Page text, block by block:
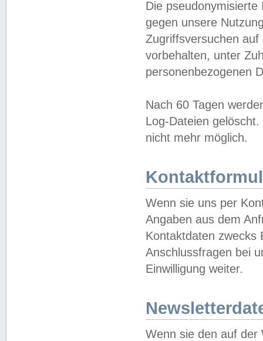
Die
gegen unsere
Zugriffsversuchen
vorbehalten, unter
personenbezogenen
Nach 60 Tagen
Log-Dateien
nicht mehr möglich.
Wenn sie uns per
Angaben aus dem
Kontaktdaten zwecks
Anschlussfragen bei
Einwilligung weiter.
Wenn sie den auf der